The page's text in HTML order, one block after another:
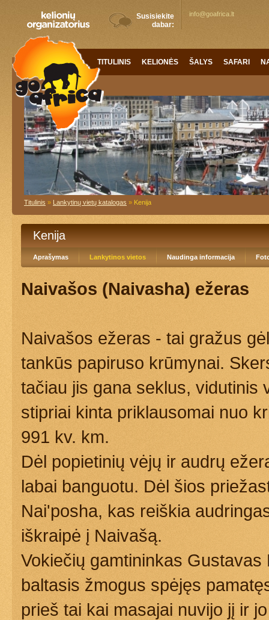
Susisiekite
dabar:
info@goafrica.lt
TITULINIS KELIONĖS ŠALYS SAFARI
Titulinis » Lankytinų vietų katalogas » Kenija
Kenija
Aprašymas Lankytinos vietos Naudinga informacija
Naivašos (Naivasha) ežeras
Naivašos ežeras - tai gražus
tankūs papiruso krūmynai.
tačiau jis gana seklus, vidutinis
stipriai kinta priklausomai nuo
991 kv. km.
Dėl popietinių vėjų ir audrų
labai banguotu. Dėl šios
Nai'posha, kas reiškia
iškraipė į Naivašą.
Vokiečių gamtininkas
baltasis žmogus spėjęs
prieš tai kai masajai nuvijo jį ir